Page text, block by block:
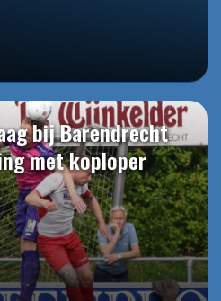
bij Barendrecht
met koploper